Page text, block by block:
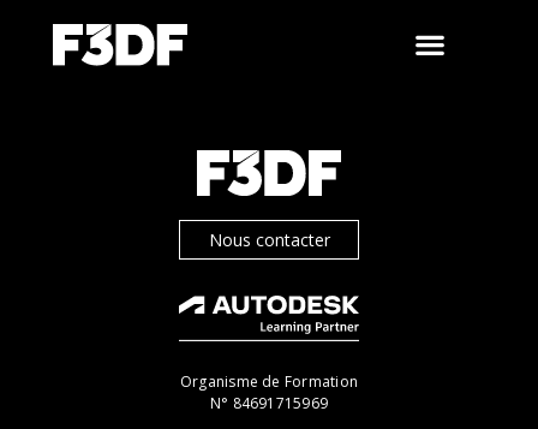
Nous contacter
Organisme de Formation
N° 84691715969